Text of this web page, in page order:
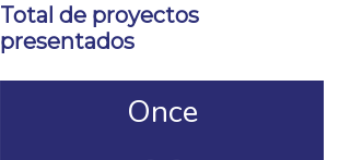
Total de proyectos
presentados
Once